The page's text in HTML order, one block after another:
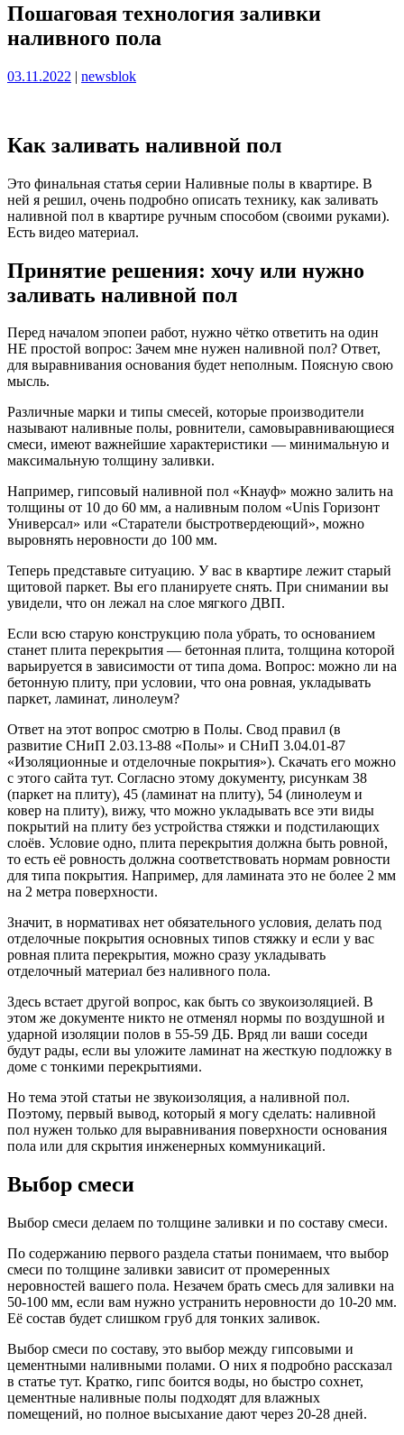
Пошаговая технология заливки
наливного пола
Опубликовано
03.11.2022 | Опубликовано
newsblok
Как заливать наливной пол
Это финальная статья серии Наливные полы в квартире. В
ней я решил, очень подробно описать технику, как заливать
наливной пол в квартире ручным способом (своими руками).
Есть видео материал.
Принятие решения: хочу или нужно
заливать наливной пол
Перед началом эпопеи работ, нужно чётко ответить на один
НЕ простой вопрос: Зачем мне нужен наливной пол? Ответ,
для выравнивания основания будет неполным. Поясную свою
мысль.
Различные марки и типы смесей, которые производители
называют наливные полы, ровнители, самовыравнивающиеся
смеси, имеют важнейшие характеристики — минимальную и
максимальную толщину заливки.
Например, гипсовый наливной пол «Кнауф» можно залить на
толщины от 10 до 60 мм, а наливным полом «Unis Горизонт
Универсал» или «Старатели быстротвердеющий», можно
выровнять неровности до 100 мм.
Теперь представьте ситуацию. У вас в квартире лежит старый
щитовой паркет. Вы его планируете снять. При снимании вы
увидели, что он лежал на слое мягкого ДВП.
Если всю старую конструкцию пола убрать, то основанием
станет плита перекрытия — бетонная плита, толщина которой
варьируется в зависимости от типа дома. Вопрос: можно ли на
бетонную плиту, при условии, что она ровная, укладывать
паркет, ламинат, линолеум?
Ответ на этот вопрос смотрю в Полы. Свод правил (в
развитие СНиП 2.03.13-88 «Полы» и СНиП 3.04.01-87
«Изоляционные и отделочные покрытия»). Скачать его можно
с этого сайта тут. Согласно этому документу, рисункам 38
(паркет на плиту), 45 (ламинат на плиту), 54 (линолеум и
ковер на плиту), вижу, что можно укладывать все эти виды
покрытий на плиту без устройства стяжки и подстилающих
слоёв. Условие одно, плита перекрытия должна быть ровной,
то есть её ровность должна соответствовать нормам ровности
для типа покрытия. Например, для ламината это не более 2 мм
на 2 метра поверхности.
Значит, в нормативах нет обязательного условия, делать под
отделочные покрытия основных типов стяжку и если у вас
ровная плита перекрытия, можно сразу укладывать
отделочный материал без наливного пола.
Здесь встает другой вопрос, как быть со звукоизоляцией. В
этом же документе никто не отменял нормы по воздушной и
ударной изоляции полов в 55-59 ДБ. Вряд ли ваши соседи
будут рады, если вы уложите ламинат на жесткую подложку в
доме с тонкими перекрытиями.
Но тема этой статьи не звукоизоляция, а наливной пол.
Поэтому, первый вывод, который я могу сделать: наливной
пол нужен только для выравнивания поверхности основания
пола или для скрытия инженерных коммуникаций.
Выбор смеси
Выбор смеси делаем по толщине заливки и по составу смеси.
По содержанию первого раздела статьи понимаем, что выбор
смеси по толщине заливки зависит от промеренных
неровностей вашего пола. Незачем брать смесь для заливки на
50-100 мм, если вам нужно устранить неровности до 10-20 мм.
Её состав будет слишком груб для тонких заливок.
Выбор смеси по составу, это выбор между гипсовыми и
цементными наливными полами. О них я подробно рассказал
в статье тут. Кратко, гипс боится воды, но быстро сохнет,
цементные наливные полы подходят для влажных
помещений, но полное высыхание дают через 20-28 дней.